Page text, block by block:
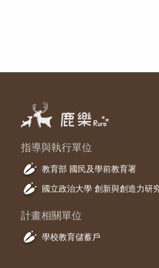
指導與執行單位
教育部 國民及學前教育署
國立政治大學 創新與創造力研
計畫相關單位
學校教育儲蓄戶